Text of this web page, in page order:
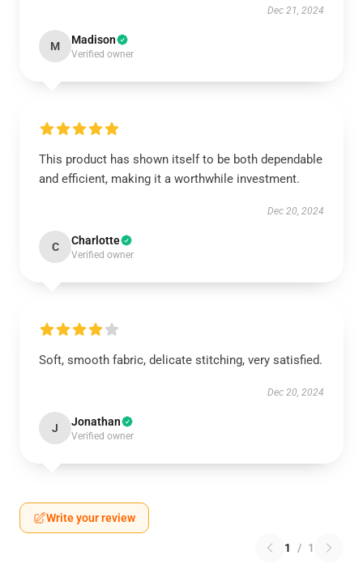
Dec 21, 2024
M Madison
Verified owner
This product has shown itself to be both dependable
and efficient, making it a worthwhile investment.
Dec 20, 2024
C Charlotte
Verified owner
Soft, smooth fabric, delicate stitching, very satisfied.
Dec 20, 2024
J Jonathan
Verified owner
Write your review
1 / 1